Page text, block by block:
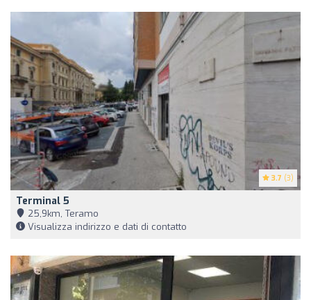
3.7 (3)
Terminal 5
25,9km, Teramo
Visualizza indirizzo e dati di contatto